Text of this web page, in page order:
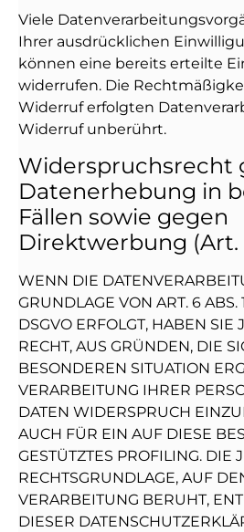
Viele
Ihrer ausdrücklichen
können eine bereits erteilte
widerrufen. Die
Widerruf erfolgten
Widerruf unberührt.
Widerspruchsrecht
Datenerhebung in
Fällen sowie gegen
Direktwerbung (Art.
WENN DIE
GRUNDLAGE VON ART. 6 ABS.
DSGVO ERFOLGT, HABEN SIE
RECHT, AUS GRÜNDEN, DIE
BESONDEREN SITUATION
VERARBEITUNG IHRER
DATEN WIDERSPRUCH
AUCH FÜR EIN AUF DIESE
GESTÜTZTES PROFILING. DIE
RECHTSGRUNDLAGE, AUF
VERARBEITUNG BERUHT,
DIESER